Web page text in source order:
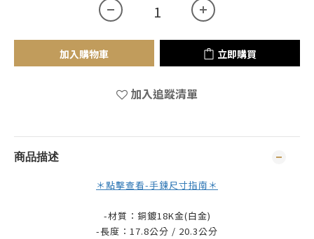
加入購物車 立即購買
加入追蹤清單
商品描述
＊點擊查看-手鍊尺寸指南＊
-材質：銅鍍18K金(白金)
-長度：17.8公分 / 20.3公分